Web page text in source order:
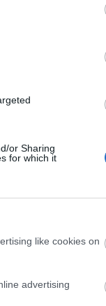
or Sharing
for which it
like cookies on
advertising
ami
s a játék